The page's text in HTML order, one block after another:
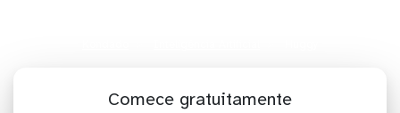
Comece gratuitamente